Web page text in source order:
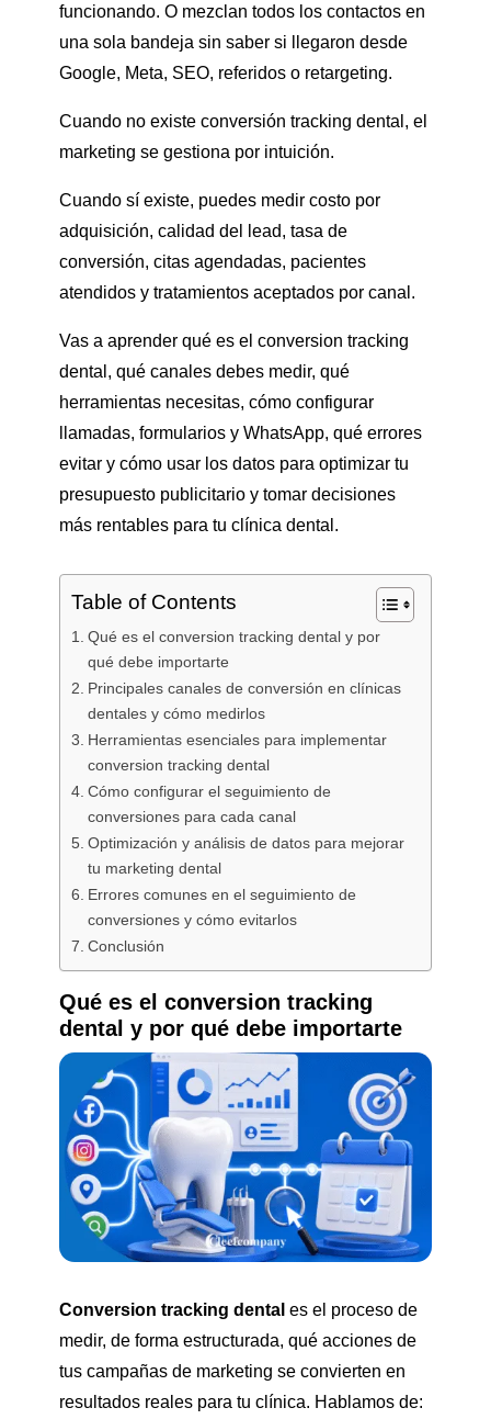
funcionando. O mezclan todos los contactos en
una sola bandeja sin saber si llegaron desde
Google, Meta, SEO, referidos o retargeting.
Cuando no existe conversión tracking dental, el
marketing se gestiona por intuición.
Cuando sí existe, puedes medir costo por
adquisición, calidad del lead, tasa de
conversión, citas agendadas, pacientes
atendidos y tratamientos aceptados por canal.
Vas a aprender qué es el conversion tracking
dental, qué canales debes medir, qué
herramientas necesitas, cómo configurar
llamadas, formularios y WhatsApp, qué errores
evitar y cómo usar los datos para optimizar tu
presupuesto publicitario y tomar decisiones
más rentables para tu clínica dental.
Table of Contents
Qué es el conversion tracking dental y por
qué debe importarte
Principales canales de conversión en clínicas
dentales y cómo medirlos
Herramientas esenciales para implementar
conversion tracking dental
Cómo configurar el seguimiento de
conversiones para cada canal
Optimización y análisis de datos para mejorar
tu marketing dental
Errores comunes en el seguimiento de
conversiones y cómo evitarlos
Conclusión
Qué es el conversion tracking
dental y por qué debe importarte
Conversion tracking dental es el proceso de
medir, de forma estructurada, qué acciones de
tus campañas de marketing se convierten en
resultados reales para tu clínica. Hablamos de: